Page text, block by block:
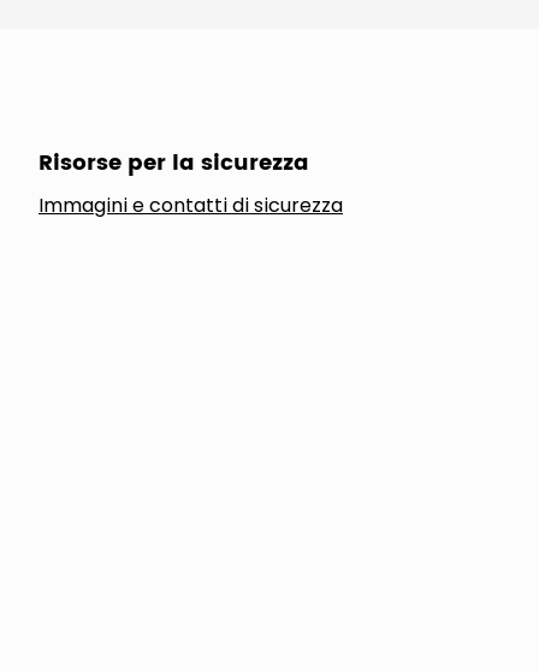
Risorse per la sicurezza
Immagini e contatti di sicurezza